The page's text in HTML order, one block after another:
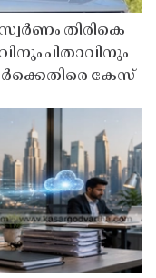
തിരികെ
പിതാവിനും
കേസ്